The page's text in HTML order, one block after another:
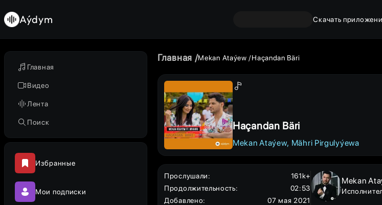
Главная
Видео
Лента
Поиск
Избранные
Мои подписки
Aýdym Скачать
Главная Mekan Ataýew Haçandan Bäri
Haçandan Bäri
Mekan Ataýew Mähri Pirgulyýewa
Прослушали:
161k+
Продолжительность:
02:53
Добавлено: 07 мая 2021
Mekan